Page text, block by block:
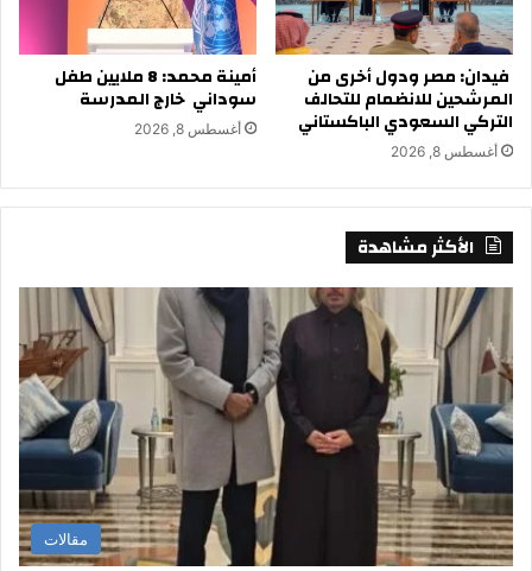
فيدان: مصر ودول أخرى من
المرشحين للانضمام للتحالف
التركي السعودي الباكستاني
أغسطس 8, 2026
أمينة محمد: 8 ملايين طفل
سوداني خارج المدرسة
أغسطس 8, 2026
الأكثر مشاهدة
مقالات